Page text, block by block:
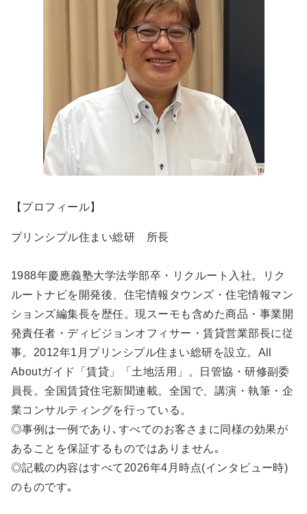
【プロフィール】
プリンシプル住まい総研 所長
1988年慶應義塾大学法学部卒・リクルート入社。リク
ルートナビを開発後、住宅情報タウンズ・住宅情報マン
ションズ編集長を歴任。現スーモも含めた商品・事業開
発責任者・ディビジョンオフィサー・賃貸営業部長に従
事。2012年1月プリンシプル住まい総研を設立。All
Aboutガイド「賃貸」「土地活用」。日管協・研修副委
員長。全国賃貸住宅新聞連載。全国で、講演・執筆・企
業コンサルティングを行っている。
◎事例は一例であり､すべてのお客さまに同様の効果が
あることを保証するものではありません｡
◎記載の内容はすべて2026年4月時点(インタビュー時)
のものです｡